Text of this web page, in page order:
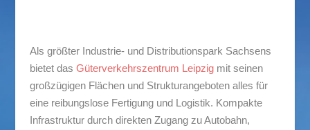
Als größter Industrie- und Distributionspark Sachsens
bietet das Güterverkehrszentrum Leipzigmit seinen
großzügigen Flächen und Strukturangeboten alles für
eine reibungslose Fertigung und Logistik. Kompakte
Infrastruktur durch direkten Zugang zu Autobahn,